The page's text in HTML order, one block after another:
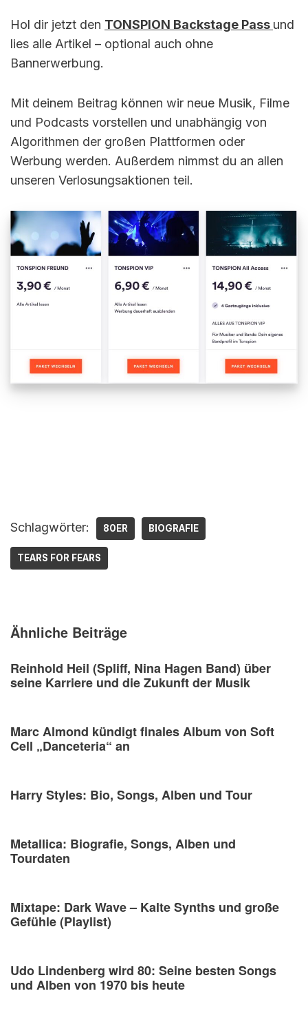
Hol dir jetzt den TONSPION Backstage Pass und
lies alle Artikel – optional auch ohne
Bannerwerbung.
Mit deinem Beitrag können wir neue Musik, Filme
und Podcasts vorstellen und unabhängig von
Algorithmen der großen Plattformen oder
Werbung werden. Außerdem nimmst du an allen
unseren Verlosungsaktionen teil.
Schlagwörter: 80ER BIOGRAFIE
TEARS FOR FEARS
Ähnliche Beiträge
Reinhold Heil (Spliff, Nina Hagen Band) über
seine Karriere und die Zukunft der Musik
Marc Almond kündigt finales Album von Soft
Cell „Danceteria“ an
Harry Styles: Bio, Songs, Alben und Tour
Metallica: Biografie, Songs, Alben und
Tourdaten
Mixtape: Dark Wave – Kalte Synths und große
Gefühle (Playlist)
Udo Lindenberg wird 80: Seine besten Songs
und Alben von 1970 bis heute